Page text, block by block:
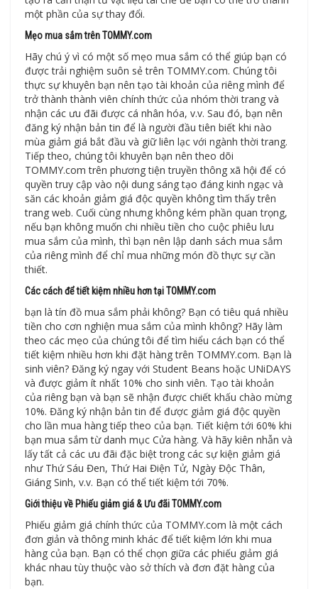
một phần của sự thay đổi.
Mẹo mua sắm trên TOMMY.com
Hãy chú ý vì có một số mẹo mua sắm có thể giúp bạn có
được trải nghiệm suôn sẻ trên TOMMY.com. Chúng tôi
thực sự khuyên bạn nên tạo tài khoản của riêng mình để
trở thành thành viên chính thức của nhóm thời trang và
nhận các ưu đãi được cá nhân hóa, v.v. Sau đó, bạn nên
đăng ký nhận bản tin để là người đầu tiên biết khi nào
mùa giảm giá bắt đầu và giữ liên lạc với ngành thời trang.
Tiếp theo, chúng tôi khuyên bạn nên theo dõi
TOMMY.com trên phương tiện truyền thông xã hội để có
quyền truy cập vào nội dung sáng tạo đáng kinh ngạc và
săn các khoản giảm giá độc quyền không tìm thấy trên
trang web. Cuối cùng nhưng không kém phần quan trọng,
nếu bạn không muốn chi nhiều tiền cho cuộc phiêu lưu
mua sắm của mình, thì bạn nên lập danh sách mua sắm
của riêng mình để chỉ mua những món đồ thực sự cần
thiết.
Các cách để tiết kiệm nhiều hơn tại TOMMY.com
bạn là tín đồ mua sắm phải không? Bạn có tiêu quá nhiều
tiền cho cơn nghiện mua sắm của mình không? Hãy làm
theo các mẹo của chúng tôi để tìm hiểu cách bạn có thể
tiết kiệm nhiều hơn khi đặt hàng trên TOMMY.com. Bạn là
sinh viên? Đăng ký ngay với Student Beans hoặc UNiDAYS
và được giảm ít nhất 10% cho sinh viên. Tạo tài khoản
của riêng bạn và bạn sẽ nhận được chiết khấu chào mừng
10%. Đăng ký nhận bản tin để được giảm giá độc quyền
cho lần mua hàng tiếp theo của bạn. Tiết kiệm tới 60% khi
bạn mua sắm từ danh mục Cửa hàng. Và hãy kiên nhẫn và
lấy tất cả các ưu đãi đặc biệt trong các sự kiện giảm giá
như Thứ Sáu Đen, Thứ Hai Điện Tử, Ngày Độc Thân,
Giáng Sinh, v.v. Bạn có thể tiết kiệm tới 70%.
Giới thiệu về Phiếu giảm giá & Ưu đãi TOMMY.com
Phiếu giảm giá chính thức của TOMMY.com là một cách
đơn giản và thông minh khác để tiết kiệm lớn khi mua
hàng của bạn. Bạn có thể chọn giữa các phiếu giảm giá
khác nhau tùy thuộc vào sở thích và đơn đặt hàng của
bạn.